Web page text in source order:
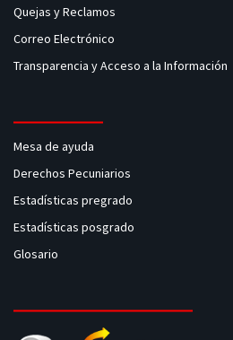
Quejas y Reclamos
Correo Electrónico
Transparencia y Acceso a la Información
Mesa de ayuda
Derechos Pecuniarios
Estadísticas pregrado
Estadísticas posgrado
Glosario